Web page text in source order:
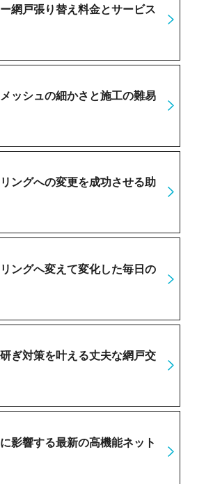
網戸張り替え料金とサービス
ッシュの細かさと施工の難易
ングへの変更を成功させる助
ングへ変えて変化した毎日の
ぎ対策を叶える丈夫な網戸交
影響する最新の高機能ネット